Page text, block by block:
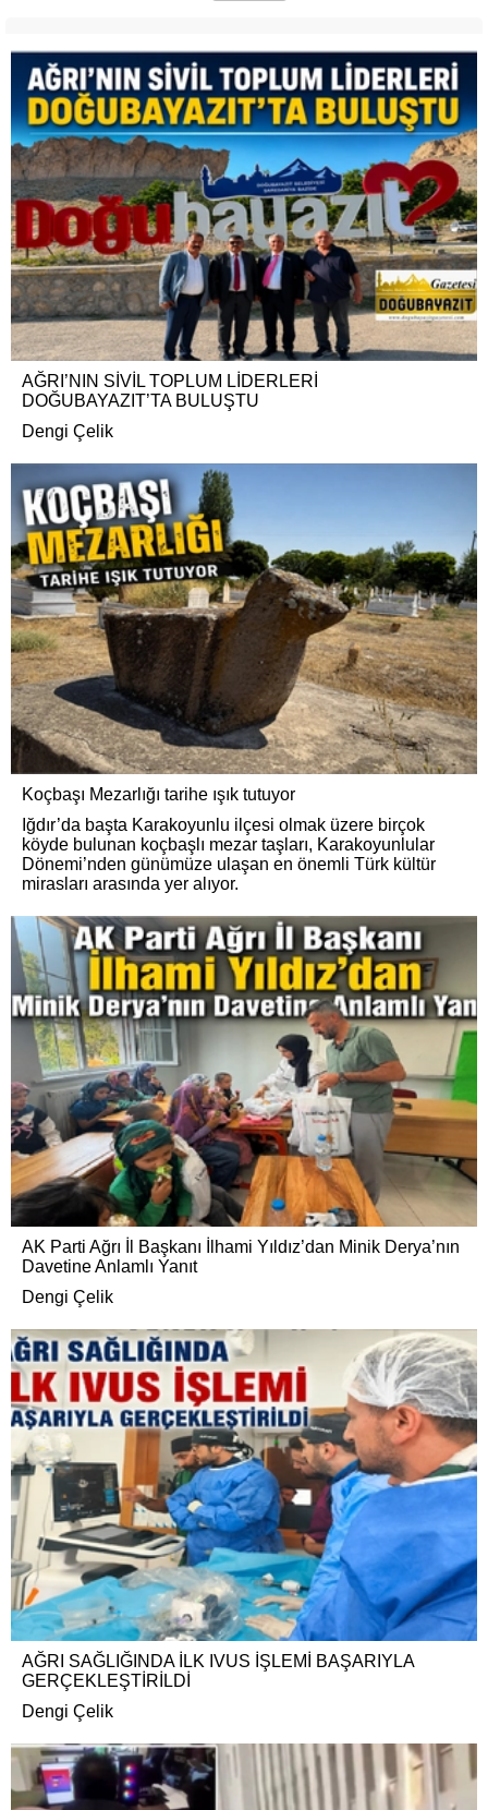
AĞRI’NIN SİVİL TOPLUM LİDERLERİ
DOĞUBAYAZIT’TA BULUŞTU
Dengi Çelik
Koçbaşı Mezarlığı tarihe ışık tutuyor
Iğdır’da başta Karakoyunlu ilçesi olmak üzere birçok
köyde bulunan koçbaşlı mezar taşları, Karakoyunlular
Dönemi’nden günümüze ulaşan en önemli Türk kültür
mirasları arasında yer alıyor.
AK Parti Ağrı İl Başkanı İlhami Yıldız’dan Minik Derya’nın
Davetine Anlamlı Yanıt
Dengi Çelik
AĞRI SAĞLIĞINDA İLK IVUS İŞLEMİ BAŞARIYLA
GERÇEKLEŞTİRİLDİ
Dengi Çelik